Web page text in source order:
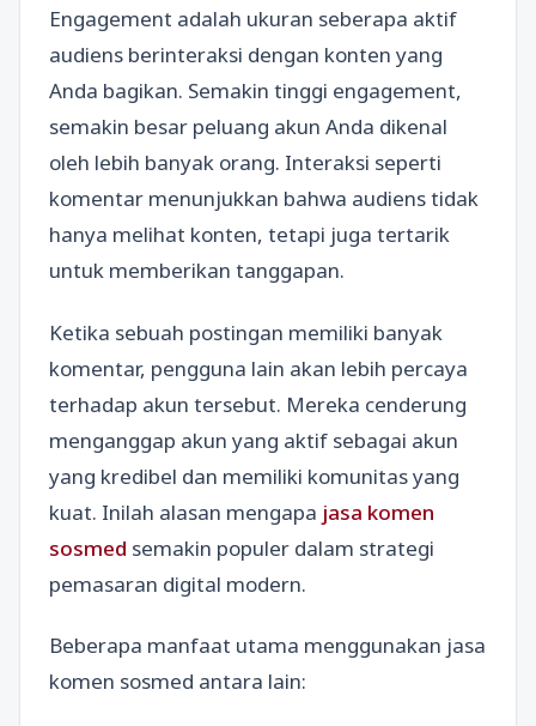
Engagement adalah ukuran seberapa aktif
audiens berinteraksi dengan konten yang
Anda bagikan. Semakin tinggi engagement,
semakin besar peluang akun Anda dikenal
oleh lebih banyak orang. Interaksi seperti
komentar menunjukkan bahwa audiens tidak
hanya melihat konten, tetapi juga tertarik
untuk memberikan tanggapan.
Ketika sebuah postingan memiliki banyak
komentar, pengguna lain akan lebih percaya
terhadap akun tersebut. Mereka cenderung
menganggap akun yang aktif sebagai akun
yang kredibel dan memiliki komunitas yang
kuat. Inilah alasan mengapa jasa komen
sosmed semakin populer dalam strategi
pemasaran digital modern.
Beberapa manfaat utama menggunakan jasa
komen sosmed antara lain: